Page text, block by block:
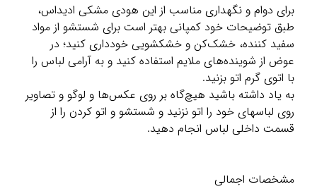
برای دوام و نگهداری مناسب از این هودی مشکی ادیداس،
طبق توضیحات خود کمپانی بهتر است برای شستشو از مواد
سفید کننده، خشک‌کن و خشکشویی خودداری کنید؛ در
عوض از شوینده‌های ملایم استفاده کنید و به آرامی لباس را
با اتوی گرم اتو بزنید.
به یاد داشته باشید هیچ‌گاه بر روی عکس‌ها و لوگو و تصاویر
روی لباسهای خود را اتو نزنید و شستشو و اتو کردن را از
قسمت داخلی لباس انجام دهید.
مشخصات اجمالی